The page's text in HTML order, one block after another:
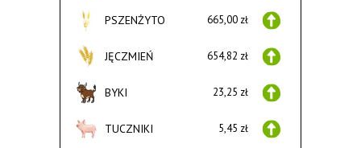
PSZENŻYTO 665,00 zł
JĘCZMIEŃ 654,82 zł
BYKI 23,25 zł
TUCZNIKI 5,45 zł